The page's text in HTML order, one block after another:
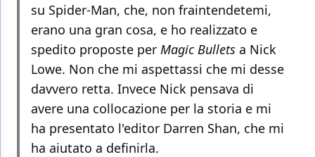
su Spider-Man, che, non fraintendetemi,
erano una gran cosa, e ho realizzato e
spedito proposte per Magic Bullets a Nick
Lowe. Non che mi aspettassi che mi desse
davvero retta. Invece Nick pensava di
avere una collocazione per la storia e mi
ha presentato l'editor Darren Shan, che mi
ha aiutato a definirla.